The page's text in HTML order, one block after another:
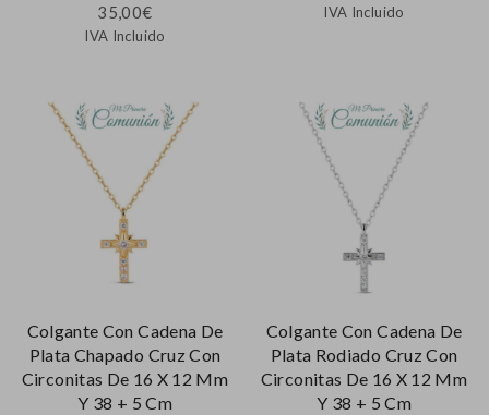
35,00€
IVA Incluido
IVA Incluido
Colgante Con Cadena De
Plata Chapado Cruz Con
Circonitas De 16 X 12 Mm
Y 38 + 5 Cm
Colgante Con Cadena De
Plata Rodiado Cruz Con
Circonitas De 16 X 12 Mm
Y 38 + 5 Cm